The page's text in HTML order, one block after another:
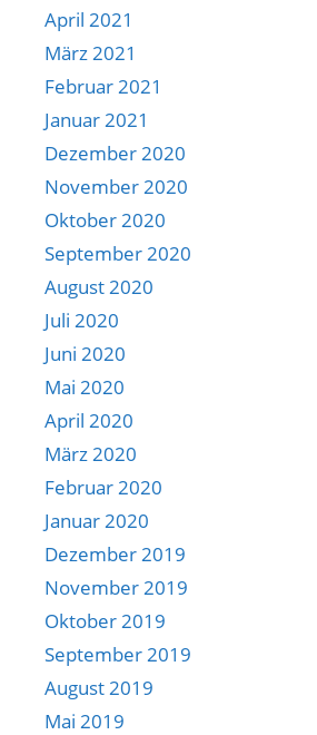
April 2021
März 2021
Februar 2021
Januar 2021
Dezember 2020
November 2020
Oktober 2020
September 2020
August 2020
Juli 2020
Juni 2020
Mai 2020
April 2020
März 2020
Februar 2020
Januar 2020
Dezember 2019
November 2019
Oktober 2019
September 2019
August 2019
Mai 2019